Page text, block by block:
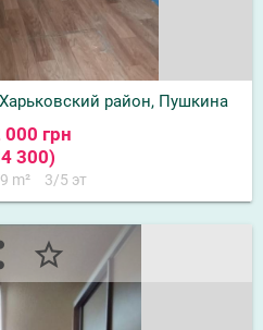
район, Пушкина
000 грн
300)
m² 3/5 эт
star_border